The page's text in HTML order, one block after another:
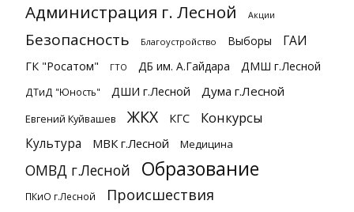
Администрация г. Лесной Акции
Безопасность Благоустройство Выборы ГАИ
ГК "Росатом" ГТО ДБ им. А.Гайдара ДМШ г.Лесной
ДТиД "Юность" ДШИ г.Лесной Дума г.Лесной
Евгений Куйвашев ЖКХ КГС Конкурсы
Культура МВК г.Лесной Медицина
ОМВД г.Лесной Образование
ПКиО г.Лесной Происшествия